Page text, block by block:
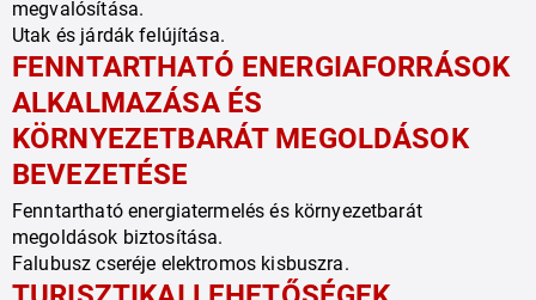
megvalósítása.
Utak és járdák felújítása.
FENNTARTHATÓ ENERGIAFORRÁSOK
ALKALMAZÁSA ÉS
KÖRNYEZETBARÁT MEGOLDÁSOK
BEVEZETÉSE
Fenntartható energiatermelés és környezetbarát
megoldások biztosítása.
Falubusz cseréje elektromos kisbuszra.